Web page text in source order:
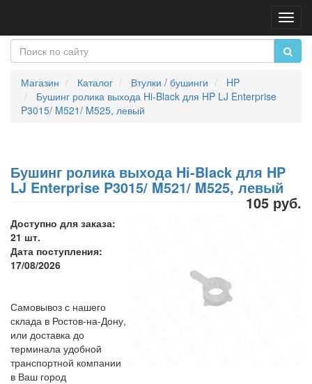
Магазин Каталог Втулки / бушинги
HP
Бушинг ролика выхода Hi-Black для HP LJ Enterprise
P3015/ M521/ M525, левый
Бушинг ролика выхода Hi-Black для HP
LJ Enterprise P3015/ M521/ M525, левый
105 руб.
Доступно для заказа:
21 шт.
Дата поступления:
17/08/2026
Самовывоз с нашего
склада в Ростов-на-Дону,
или доставка до
терминала удобной
транспортной компании
в Ваш город